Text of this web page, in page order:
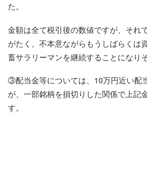
た。
金額は全て税引後の数値ですが、それ
がたく、不本意ながらもうしばらくは
畜サラリーマンを継続することになり
③配当金等については、10万円近い配
が、一部銘柄を損切りした関係で上記
す。